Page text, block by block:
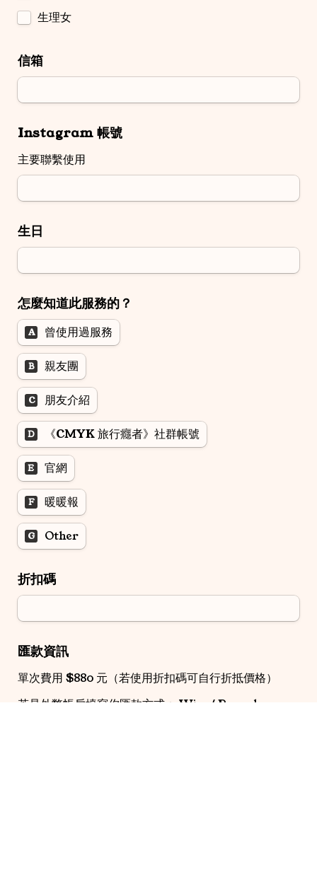
生理女
信箱
Instagram 帳號
主要聯繫使用
生日
怎麼知道此服務的？
A 曾使用過服務
B 親友團
C 朋友介紹
D 《CMYK 旅行癮者》社群帳號
E 官網
F 暖暖報
G Other
折扣碼
匯款資訊
單次費用 $880 元（若使用折扣碼可自行折抵價格）
若是外幣帳戶填寫你匯款方式： Wise/ Paypal